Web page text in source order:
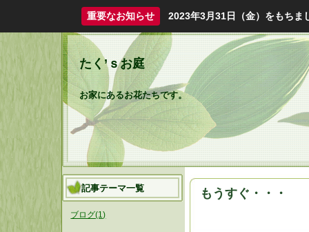
重要なお知らせ 2023年3月31日（金）をもちま
たく’ｓお庭
お家にあるお花たちです。
もうすぐ・・・
記事テーマ一覧
ブログ(1)